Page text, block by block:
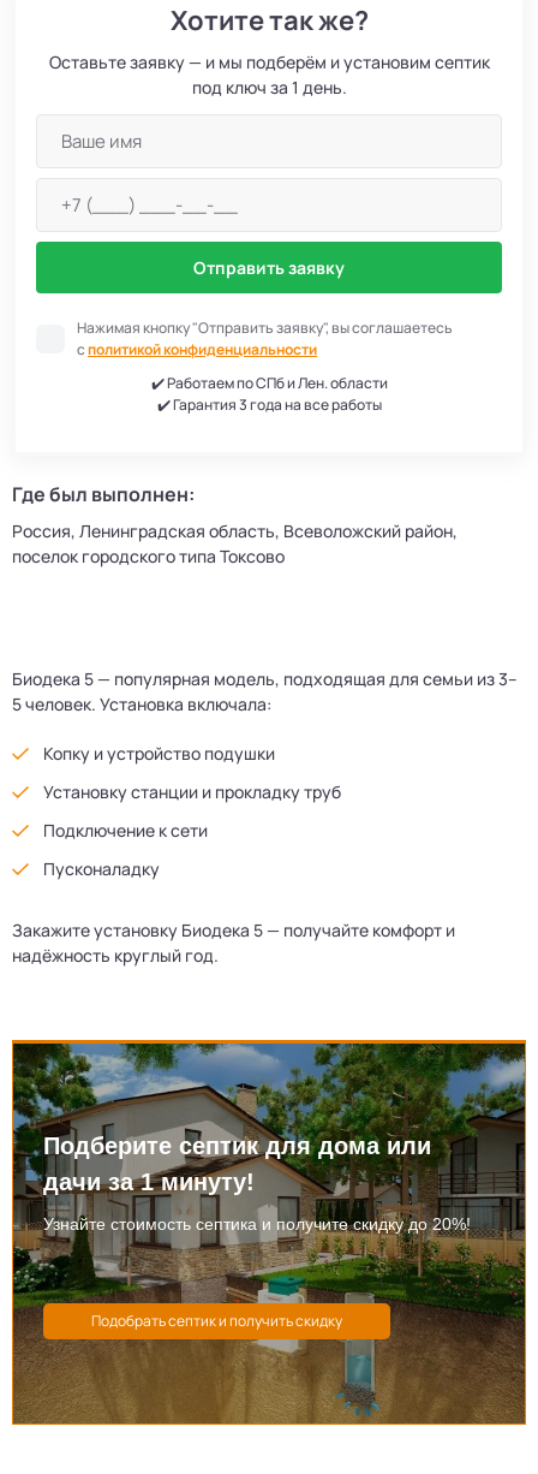
Хотите так же?
Оставьте заявку — и мы подберём и установим септик
под ключ за 1 день.
Отправить заявку
Нажимая кнопку "Отправить заявку", вы соглашаетесь
сполитикой конфиденциальности
✔️ Работаем по СПб и Лен. области
✔️ Гарантия 3 года на все работы
Где был выполнен:
Россия, Ленинградская область, Всеволожский район,
поселок городского типа Токсово
Биодека 5 — популярная модель, подходящая для семьи из 3–
5 человек. Установка включала:
Копку и устройство подушки
Установку станции и прокладку труб
Подключение к сети
Пусконаладку
Закажите установку Биодека 5 — получайте комфорт и
надёжность круглый год.
Подберите септик для дома или
дачи за 1 минуту!
Узнайте стоимость септика и получите скидку до 20%!